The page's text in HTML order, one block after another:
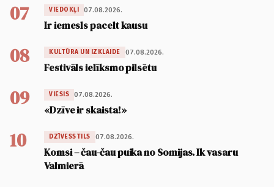
07 VIEDOKĻI 07.08.2026.
Ir iemesls pacelt kausu
08 KULTŪRA UN IZKLAIDE 07.08.2026.
Festivāls ielīksmo pilsētu
09 VIESIS 07.08.2026.
«Dzīve ir skaista!»
10 DZĪVESSTILS 07.08.2026.
Komsi – čau-čau puika no Somijas. Ik vasaru
Valmierā